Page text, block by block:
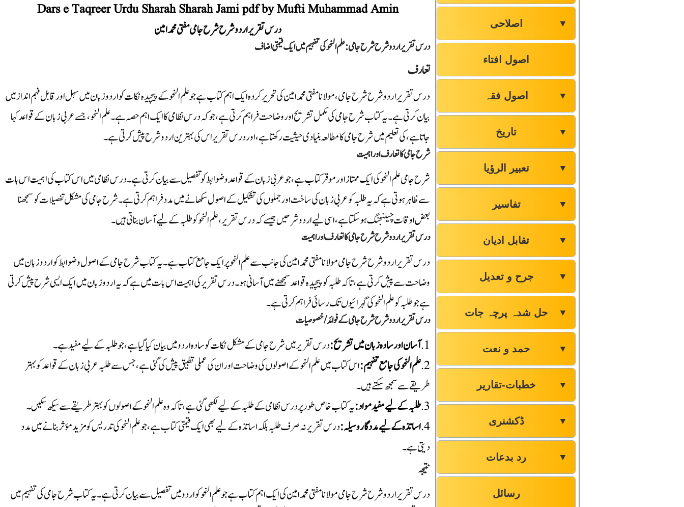
Dars e Taqreer Urdu Sharah Sharah Jami pdf by Mufti Muhammad Amin
درس تقریر اردو شرح شرح جامی مفتی محمد امین
درس تقریر اردو شرح شرح جامی: علم النحو کی تفہیم میں ایک قیمتی اضاف
تعارف
درس تقریر اردو شرح شرح جامی، مولانا مفتی محمد امین کی تحریر کردہ ایک اہم کتاب ہے جو علم النحو کے پیچیدہ نکات کو اردو زبان میں سہل اور قابل فہم انداز میں
بیان کرتی ہے۔ یہ کتاب شرح جامی کی مکمل تشریح اور وضاحت فراہم کرتی ہے، جو کہ درس نظامی کا ایک اہم حصہ ہے۔ علم النحو، جسے عربی زبان کے قواعد کہا
جاتا ہے، کی تعلیم میں شرح جامی کا مطالعہ بنیادی حیثیت رکھتا ہے، اور درس تقریر اس کی بہترین اردو شرح پیش کرتی ہے۔
شرح جامی کا تعارف اور اہمیت
شرح جامی علم النحو کی ایک ممتاز اور موقر کتاب ہے، جو عربی زبان کے قواعد و ضوابط کو تفصیل سے بیان کرتی ہے۔ درس نظامی میں اس کتاب کی اہمیت اس بات
سے ظاہر ہوتی ہے کہ یہ طلبہ کو عربی زبان کی ساخت اور جملوں کی تشکیل کے اصول سکھانے میں مدد فراہم کرتی ہے۔ شرح جامی کی مشکل تفصیلات کو سمجھنا
بعض اوقات چیلنجنگ ہوسکتا ہے، اسی لیے اردو شرحیں جیسے کہ درس تقریر، علم النحو کو طلبہ کے لیے آسان بناتی ہیں۔
درس تقریر اردو شرح شرح جامی کا تعارف اور اہمیت
درس تقریر اردو شرح شرح جامی مولانا مفتی محمد امین کی جانب سے علم النحو پر ایک جامع کتاب ہے۔ یہ کتاب شرح جامی کے اصول و ضوابط کو اردو زبان میں
وضاحت سے پیش کرتی ہے، تاکہ طلبہ کو پیچیدہ قواعد سمجھنے میں آسانی ہو۔ درس تقریر کی اہمیت اس بات میں ہے کہ یہ اردو زبان میں ایک ایسی شرح پیش کرتی
ہے جو طلبہ کو علم النحو کی گہرائیوں تک رسائی فراہم کرتی ہے۔
درس تقریر اردو شرح شرح جامی کے فوائد/خصوصیات
آسان اور سادہ زبان میں تشریح:درس تقریر میں شرح جامی کے مشکل نکات کو سادہ اردو میں بیان کیا گیا ہے، جو طلبہ کے لیے مفید ہے۔
علم النحو کی جامع تفہیم:اس کتاب میں علم النحو کے اصولوں کی وضاحت اور ان کی عملی تطبیق پیش کی گئی ہے، جس سے طلبہ عربی زبان کے قواعد کو بہتر
طریقے سے سمجھ سکتے ہیں۔
طلبہ کے لیے مفید مواد:یہ کتاب خاص طور پر درس نظامی کے طلبہ کے لیے لکھی گئی ہے، تاکہ وہ علم النحو کے اصولوں کو بہتر طریقے سے سیکھ سکیں۔
اساتذہ کے لیے مددگار وسیلہ:درس تقریر نہ صرف طلبہ بلکہ اساتذہ کے لیے بھی ایک قیمتی کتاب ہے، جو علم النحو کی تدریس کو مزید مؤثر بنانے میں مدد
دیتی ہے۔
نتیجہ
درس تقریر اردو شرح شرح جامی مولانا مفتی محمد امین کی ایک اہم کتاب ہے جو علم النحو کو اردو میں تفصیل سے بیان کرتی ہے۔ یہ کتاب شرح جامی کی تفہیم میں
اصلاحی ▼
اصول افتاء
اصول فقہ ▼
تاریخ ▼
تعبیر الرؤیا ▼
تفاسیر ▼
تقابل ادیان ▼
جرح و تعدیل ▼
حل شدہ پرچہ جات ▼
حمد و نعت ▼
خطبات-تقاریر ▼
ڈکشنری ▼
رد بدعات ▼
رسائل